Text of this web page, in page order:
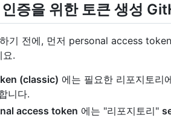
증을 위한 토큰 생성
기 전에, 먼저 personal access
요.
(classic) 에는 필요한 리포지토
니다.
access token 에는 "리포지토리"